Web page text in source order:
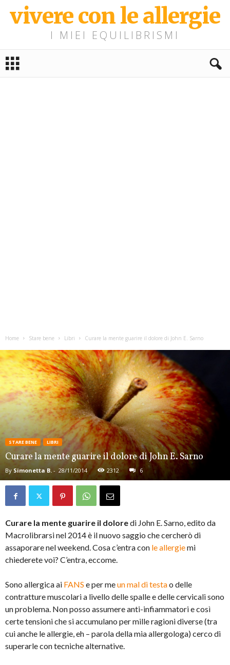
vivere con le allergie
I MIEI EQUILIBRISMI
Home Stare bene Libri Curare la mente guarire il dolore di John E. Sarno
STARE BENE LIBRI
Curare la mente guarire il dolore di John E. Sarno
By Simonetta B. - 28/11/2014 2312 6
Curare la mente guarire il doloredi John E. Sarno, edito da
Macrolibrarsi nel 2014 è il nuovo saggio che cercherò di
assaporare nel weekend. Cosa c’entra con le allergiemi
chiederete voi? C’entra, eccome.
Sono allergica ai FANS e per meun mal di testao delle
contratture muscolari a livello delle spalle e delle cervicali sono
un problema. Non posso assumere anti-infiammatori e così
certe tensioni che si accumulano per mille ragioni diverse (tra
cui anche le allergie, eh – parola della mia allergologa) cerco di
superarle con tecniche alternative.